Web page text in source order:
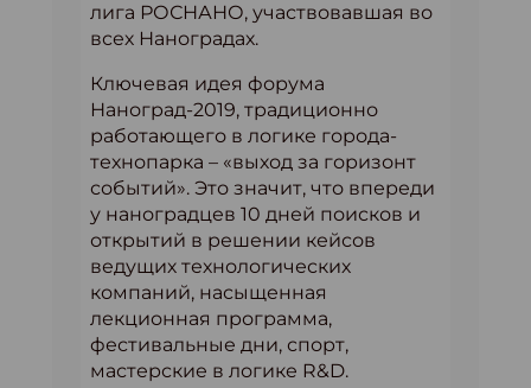
лига РОСНАНО, участвовавшая во
всех Наноградах.
Ключевая идея форума
Наноград-2019, традиционно
работающего в логике города-
технопарка – «выход за горизонт
событий». Это значит, что впереди
у наноградцев 10 дней поисков и
открытий в решении кейсов
ведущих технологических
компаний, насыщенная
лекционная программа,
фестивальные дни, спорт,
мастерские в логике R&D.